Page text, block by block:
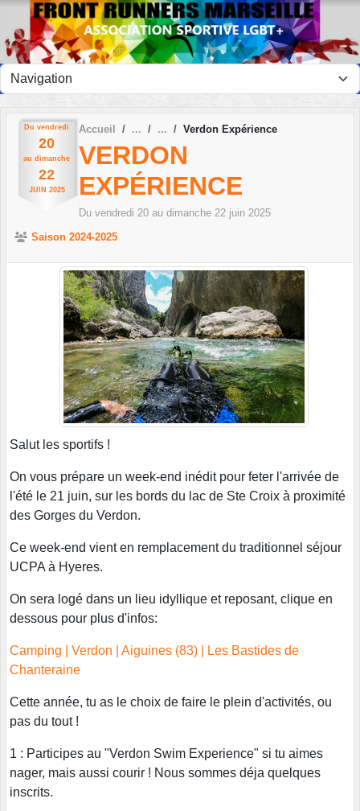
Du vendredi
20
au dimanche
22
JUIN 2025
Accueil Verdon Expérience
VERDON
EXPÉRIENCE
Du vendredi 20 au dimanche 22 juin 2025
Saison 2024-2025
Salut les sportifs !
On vous prépare un week-end inédit pour feter l'arrivée de
l'été le 21 juin, sur les bords du lac de Ste Croix à proximité
des Gorges du Verdon.
Ce week-end vient en remplacement du traditionnel séjour
UCPA à Hyeres.
On sera logé dans un lieu idyllique et reposant, clique en
dessous pour plus d'infos:
Camping | Verdon | Aiguines (83) | Les Bastides de
Chanteraine
Cette année, tu as le choix de faire le plein d'activités, ou
pas du tout !
1 : Participes au "Verdon Swim Experience" si tu aimes
nager, mais aussi courir ! Nous sommes déja quelques
inscrits.
Panneau de gestion des cookies